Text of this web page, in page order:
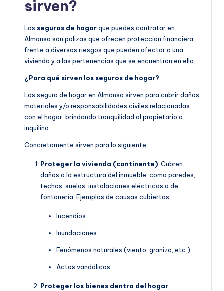
sirven?
Los seguros de hogarque puedes contratar en
Almansa son pólizas que ofrecen protección financiera
frente a diversos riesgos que pueden afectar a una
vivienda y a las pertenencias que se encuentran en ella.
¿Para qué sirven los seguros de hogar?
Los seguro de hogar en Almansa sirven para cubrir daños
materiales y/o responsabilidades civiles relacionadas
con el hogar, brindando tranquilidad al propietario o
inquilino.
Concretamente sirven para lo siguiente:
Proteger la vivienda (continente): Cubren
daños a la estructura del inmueble, como paredes,
techos, suelos, instalaciones eléctricas o de
fontanería. Ejemplos de causas cubiertas:
Incendios
Inundaciones
Fenómenos naturales (viento, granizo, etc.)
Actos vandálicos
Proteger los bienes dentro del hogar